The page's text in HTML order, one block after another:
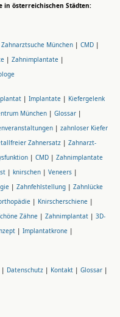
in österreichischen Städten:
Zahnarztsuche München | CMD |
| Zahnimplantate |
| Implantate | Kiefergelenk
München | Glossar |
| zahnloser Kiefer
Zahnersatz | Zahnarzt-
| CMD | Zahnimplantate
| knirschen | Veneers |
| Zahnfehlstellung | Zahnlücke
| Knirscherschiene |
Zähne | Zahnimplantat | 3D-
| Implantatkrone |
| Datenschutz | Kontakt | Glossar |